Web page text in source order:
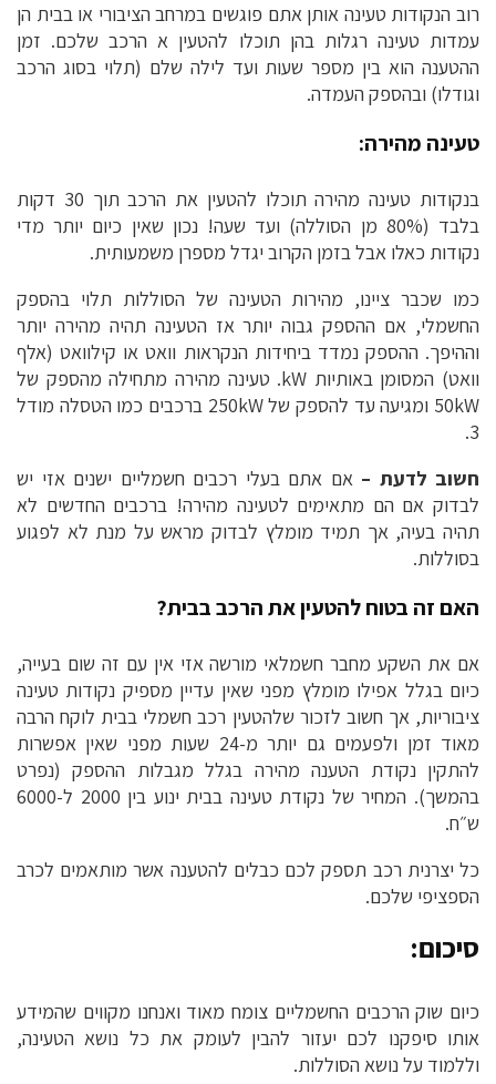
רוב הנקודות טעינה אותן אתם פוגשים במרחב הציבורי או בבית הן
עמדות טעינה רגלות בהן תוכלו להטעין א הרכב שלכם. זמן
ההטענה הוא בין מספר שעות ועד לילה שלם (תלוי בסוג הרכב
וגודלו) ובהספק העמדה.
טעינה מהירה:
בנקודות טעינה מהירה תוכלו להטעין את הרכב תוך 30 דקות
בלבד (80% מן הסוללה) ועד שעה! נכון שאין כיום יותר מדי
נקודות כאלו אבל בזמן הקרוב יגדל מספרן משמעותית.
כמו שכבר ציינו, מהירות הטעינה של הסוללות תלוי בהספק
החשמלי, אם ההספק גבוה יותר אז הטעינה תהיה מהירה יותר
וההיפך. ההספק נמדד ביחידות הנקראות וואט או קילוואט (אלף
וואט) המסומן באותיות kW. טעינה מהירה מתחילה מהספק של
50kW ומגיעה עד להספק של 250kW ברכבים כמו הטסלה מודל
3.
חשוב לדעת – אם אתם בעלי רכבים חשמליים ישנים אזי יש
לבדוק אם הם מתאימים לטעינה מהירה! ברכבים החדשים לא
תהיה בעיה, אך תמיד מומלץ לבדוק מראש על מנת לא לפגוע
בסוללות.
האם זה בטוח להטעין את הרכב בבית?
אם את השקע מחבר חשמלאי מורשה אזי אין עם זה שום בעייה,
כיום בגלל אפילו מומלץ מפני שאין עדיין מספיק נקודות טעינה
ציבוריות, אך חשוב לזכור שלהטעין רכב חשמלי בבית לוקח הרבה
מאוד זמן ולפעמים גם יותר מ-24 שעות מפני שאין אפשרות
להתקין נקודת הטענה מהירה בגלל מגבלות ההספק (נפרט
בהמשך). המחיר של נקודת טעינה בבית ינוע בין 2000 ל-6000
ש״ח.
כל יצרנית רכב תספק לכם כבלים להטענה אשר מותאמים לכרב
הספציפי שלכם.
סיכום:
כיום שוק הרכבים החשמליים צומח מאוד ואנחנו מקווים שהמידע
אותו סיפקנו לכם יעזור להבין לעומק את כל נושא הטעינה,
וללמוד על נושא הסוללות.